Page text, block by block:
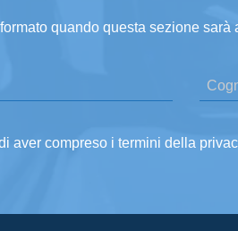
quando questa sezione sarà
aver compreso i termini della